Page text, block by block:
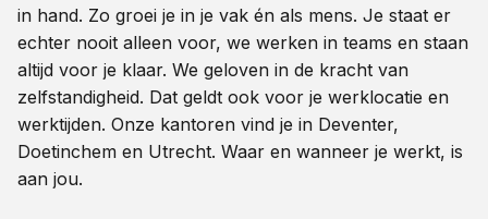
in hand. Zo groei je in je vak én als mens. Je staat er
echter nooit alleen voor, we werken in teams en staan
altijd voor je klaar. We geloven in de kracht van
zelfstandigheid. Dat geldt ook voor je werklocatie en
werktijden. Onze kantoren vind je in Deventer,
Doetinchem en Utrecht. Waar en wanneer je werkt, is
aan jou.